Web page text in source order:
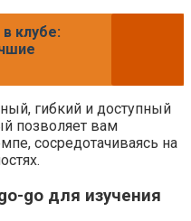
в клубе:
гибкий и доступный
позволяет вам
сосредотачиваясь на
go для изучения